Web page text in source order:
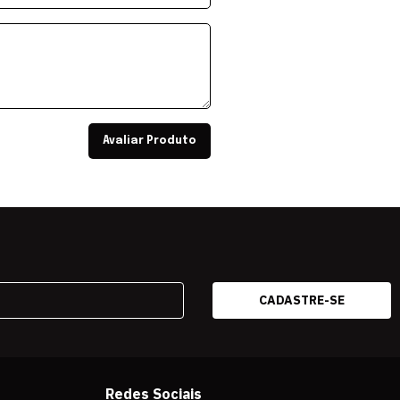
Avaliar Produto
Redes Sociais